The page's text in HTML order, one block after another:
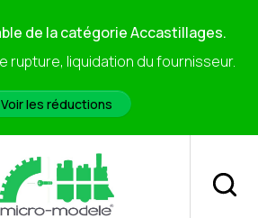
de la catégorie Accastillages.
rupture, liquidation du fournisseur.
Voir les réductions